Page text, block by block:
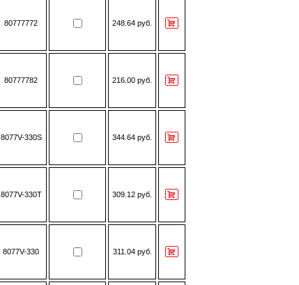
80777772 248.64 руб.
80777782 216.00 руб.
8077V-330S 344.64 руб.
8077V-330Т 309.12 руб.
8077V-330 311.04 руб.